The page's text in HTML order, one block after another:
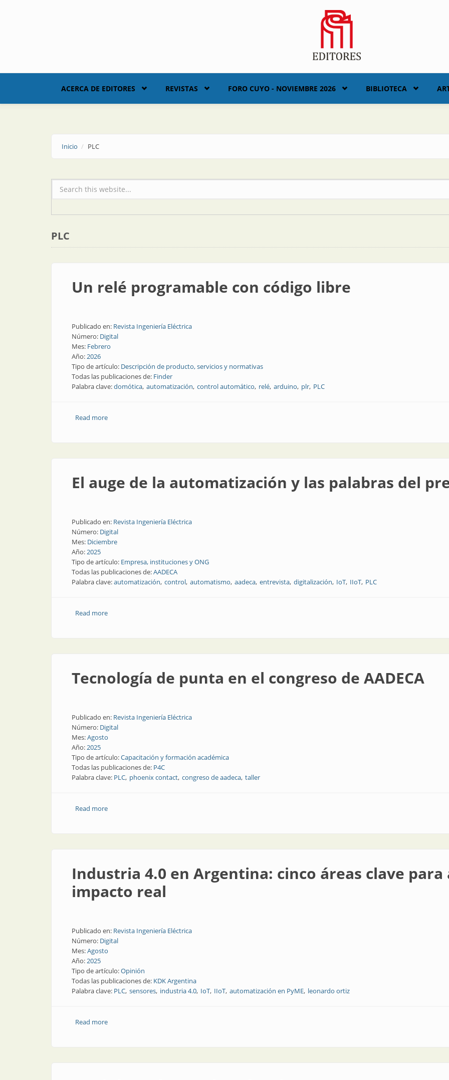
ACERCA DE EDITORES REVISTAS FORO CUYO - NOVIEMBRE 2026 BIBLIOTECA
Inicio PLC
Formulario de búsqueda
PLC
Un relé programable con código libre
Publicado en: Revista Ingeniería Eléctrica
Número: Digital
Mes: Febrero
Año:2026
Tipo de artículo: Descripción de producto, servicios y normativas
Todas las publicaciones de: Finder
Palabra clave:domótica automatización control automático relé arduino plr PLC
Read moreabout Un relé programable con código libre
El auge de la automatización y las palabras del
Publicado en: Revista Ingeniería Eléctrica
Número: Digital
Mes: Diciembre
Año:2025
Tipo de artículo: Empresa, instituciones y ONG
Todas las publicaciones de:AADECA
Palabra clave:automatización control automatismo aadeca entrevista digitalización IoT IIoT PLC
Read moreabout El auge de la automatización y las palabras del presidente
Tecnología de punta en el congreso de AADECA
Publicado en: Revista Ingeniería Eléctrica
Número: Digital
Mes:Agosto
Año:2025
Tipo de artículo:Capacitación y formación académica
Todas las publicaciones de: P4C
Palabra clave: PLC phoenix contact congreso de aadeca taller
Read moreabout Tecnología de punta en el congreso de AADECA
Industria 4.0 en Argentina: cinco áreas clave para
impacto real
Publicado en: Revista Ingeniería Eléctrica
Número: Digital
Mes:Agosto
Año:2025
Tipo de artículo:Opinión
Todas las publicaciones de: KDK Argentina
Palabra clave: PLC sensores industria 4.0 IoT IIoT automatización en PyME leonardo ortiz
Read moreabout Industria 4.0 en Argentina: cinco áreas clave para avanzar con impacto real